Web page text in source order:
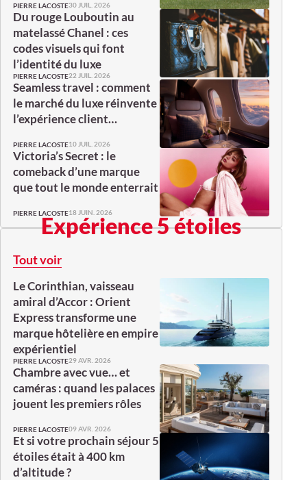
PIERRE LACOSTE30 JUIL. 2026
Du rouge Louboutin au
matelassé Chanel : ces
codes visuels qui font
l’identité du luxe
PIERRE LACOSTE22 JUIL. 2026
Seamless travel : comment
le marché du luxe réinvente
l’expérience client…
PIERRE LACOSTE10 JUIL. 2026
Victoria’s Secret : le
comeback d’une marque
que tout le monde enterrait
PIERRE LACOSTE18 JUIN. 2026
Expérience 5 étoiles
Tout voir
Le Corinthian, vaisseau
amiral d’Accor : Orient
Express transforme une
marque hôtelière en empire
expérientiel
PIERRE LACOSTE29 AVR. 2026
Chambre avec vue… et
caméras : quand les palaces
jouent les premiers rôles
PIERRE LACOSTE09 AVR. 2026
Et si votre prochain séjour 5
étoiles était à 400 km
d’altitude ?